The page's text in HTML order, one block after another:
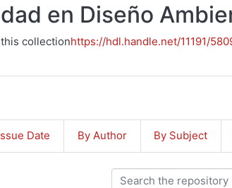
en Diseño
collectionhttps://hdl.handle.net/11191/
Date By Author By Subject